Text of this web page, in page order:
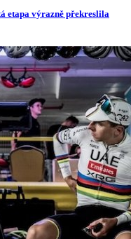
etapa výrazně překreslila